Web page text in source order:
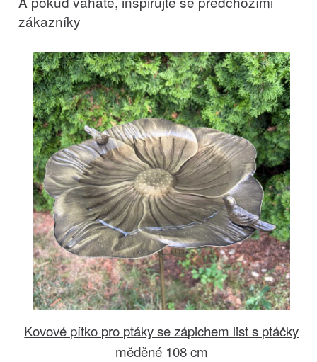
zákazníky
Kovové pítko pro ptáky se zápichem list s ptáčky
měděné 108 cm